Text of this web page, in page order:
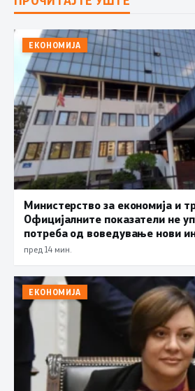
ЕКОНОМИЈА
Министерство за економија и
Официјалните показатели не
потреба од воведување нови
мерки, ценовните движења се
пред 14 мин.
ЕКОНОМИЈА